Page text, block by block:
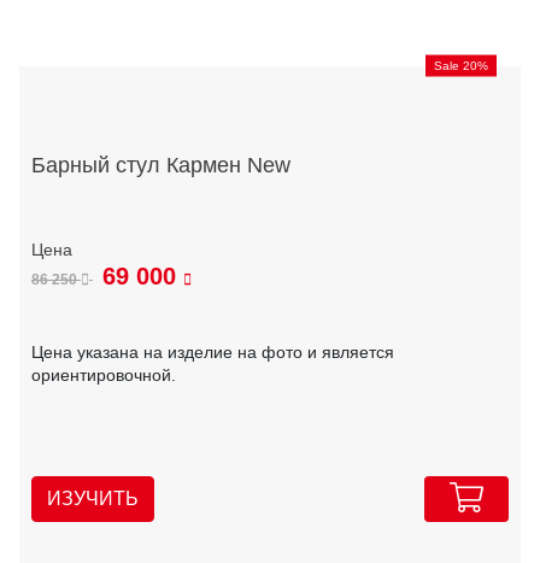
Sale 20%
Барный стул Кармен New
86 250 69 000
Цена указана на изделие на фото и является
ориентировочной.
ИЗУЧИТЬ